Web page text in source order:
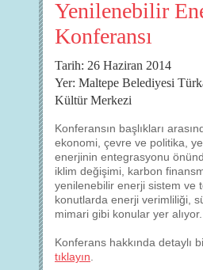
Yenilenebilir
Konferansı
Tarih: 26 Haziran 2014
Yer: Maltepe Belediyesi
Kültür Merkezi
Konferansın başlıkları
ekonomi, çevre ve politika,
enerjinin entegrasyonu
iklim değişimi, karbon
yenilenebilir enerji sistem ve
konutlarda enerji verimliliği,
mimari gibi konular yer alıyor.
Konferans hakkında detaylı
tıklayın